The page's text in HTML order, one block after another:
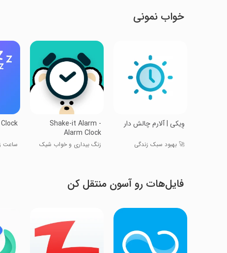
خواب نمونی
‏وِیکی | آلارم چالش دار
🚀 بهبود سبک زندگی
Shake-it Alarm -
Alarm Clock
زنگ بیداری و خواب شیک ساعت
فایل‌هات رو آسون منتقل کن